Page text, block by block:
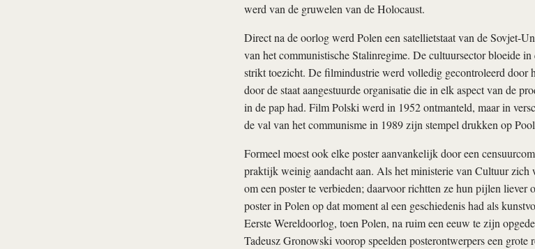
werd van de gruwelen van de Holocaust.
Direct na de oorlog werd Polen een satellietstaat van de Sovjet-
van het communistische Stalinregime. De cultuursector bloeide
strikt toezicht. De filmindustrie werd volledig gecontroleerd door
door de staat aangestuurde organisatie die in elk aspect van de
in de pap had. Film Polski werd in 1952 ontmanteld, maar in
de val van het communisme in 1989 zijn stempel drukken op
Formeel moest ook elke poster aanvankelijk door een
praktijk weinig aandacht aan. Als het ministerie van Cultuur
om een poster te verbieden; daarvoor richtten ze hun pijlen
poster in Polen op dat moment al een geschiedenis had als
Eerste Wereldoorlog, toen Polen, na ruim een eeuw te zijn
Tadeusz Gronowski voorop speelden posterontwerpers een